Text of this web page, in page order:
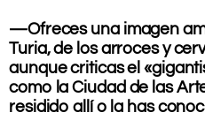
—Ofreces una imagen
Turia, de los arroces y
aunque criticas el
como la Ciudad de las
residido allí o la has